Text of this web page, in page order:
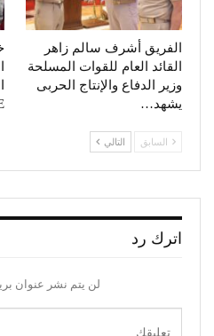
الفريق أشرف سالم زاهر
القائد العام للقوات المسلحة
وزير الدفاع والإنتاج الحربى
يشهد…
السابق التالي
اترك رد
لن يتم نشر عنوان